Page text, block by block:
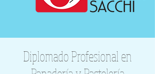
Diplomado Profesional en